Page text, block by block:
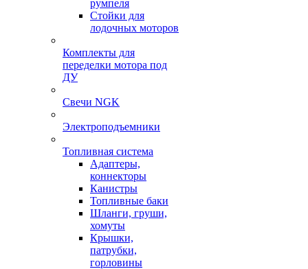
румпеля
Стойки для
лодочных моторов
Комплекты для
переделки мотора под
ДУ
Свечи NGK
Электроподъемники
Топливная система
Адаптеры,
коннекторы
Канистры
Топливные баки
Шланги, груши,
хомуты
Крышки,
патрубки,
горловины